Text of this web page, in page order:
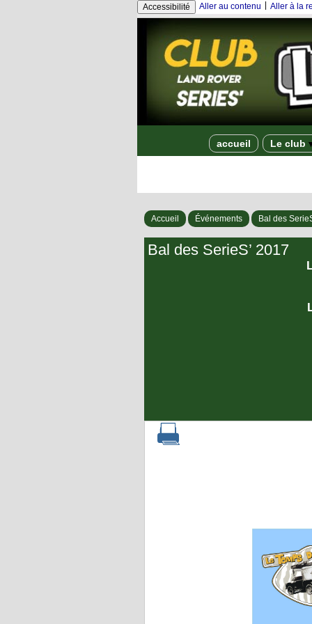
Accessibilité Aller au contenu Aller à la
accueil Le club
Accueil Événements Bal des
Bal des SerieS’ 2017